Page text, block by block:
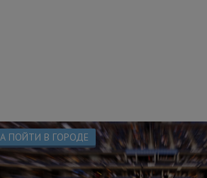
ПОЙТИ В ГОРОДЕ